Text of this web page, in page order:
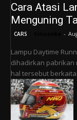
Cara Atasi
Menguning
CARS -
Lampu Daytime
dihadirkan pabrikan
hal tersebut